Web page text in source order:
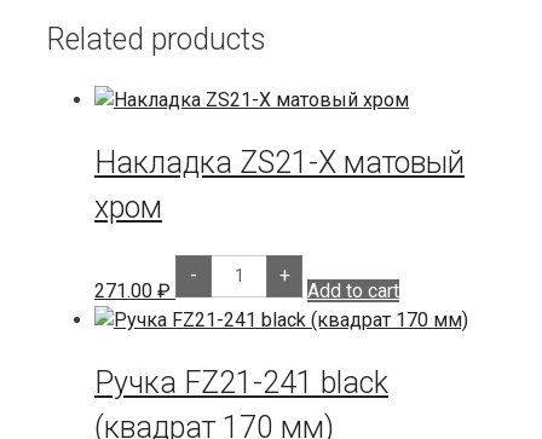
Наименование
Цена,
Ручка
FZ21-
(квадрат
170
мм)
622
HL
black
ZS
-21-
black
Related products
Накладка ZS21-X матовый
хром
271.00 ₽
-
Накладка
ZS21-
X
матовый
+
Add to cart
Ручка FZ21-241 black
(квадрат 170 мм)